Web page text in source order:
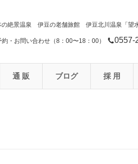
の絶景温泉 伊豆の老舗旅館 伊豆北川温泉「望水
約・お問い合わせ（8：00〜18：00） 0557-
通 販 ブログ 採 用